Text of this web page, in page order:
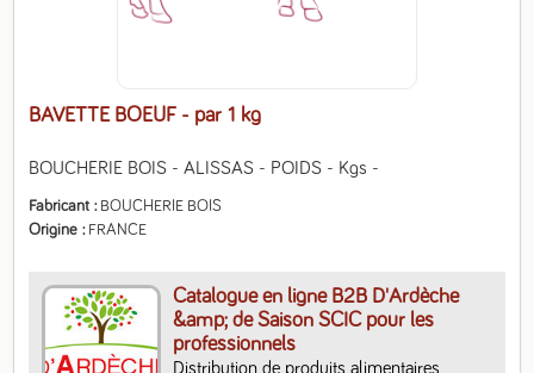
BAVETTE BOEUF - par 1 kg
BOUCHERIE BOIS - ALISSAS - POIDS - Kgs -
Fabricant
BOUCHERIE BOIS
Origine
FRANCE
Catalogue en ligne B2B D'Ardèche
&amp; de Saison SCIC pour les
professionnels
Distribution de produits alimentaires,